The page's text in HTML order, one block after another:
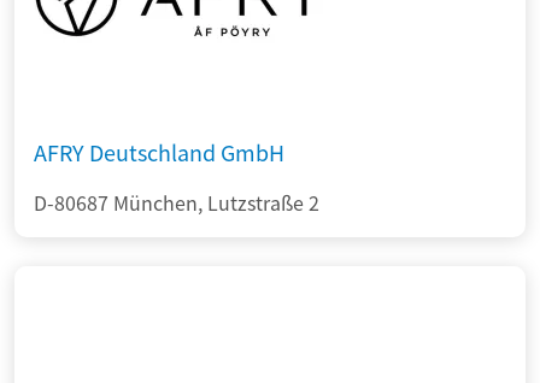
AFRY Deutschland GmbH
D-80687 München, Lutzstraße 2